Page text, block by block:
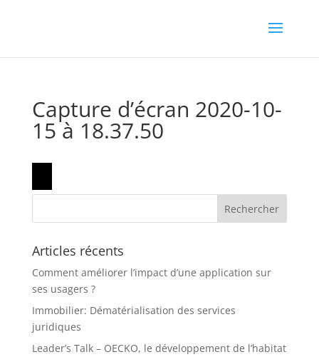
Capture d’écran 2020-10-
15 à 18.37.50
Articles récents
Comment améliorer l’impact d’une application sur
ses usagers ?
Immobilier: Dématérialisation des services
juridiques
Leader’s Talk – OECKO, le développement de l’habitat